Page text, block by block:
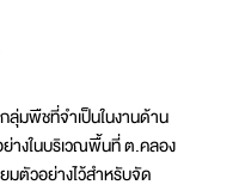
ลุ่มพืชที่จำเป็นในงานด้าน
างในบริเวณพื้นที่ ต.คลอง
มตัวอย่างไว้สำหรับจัด